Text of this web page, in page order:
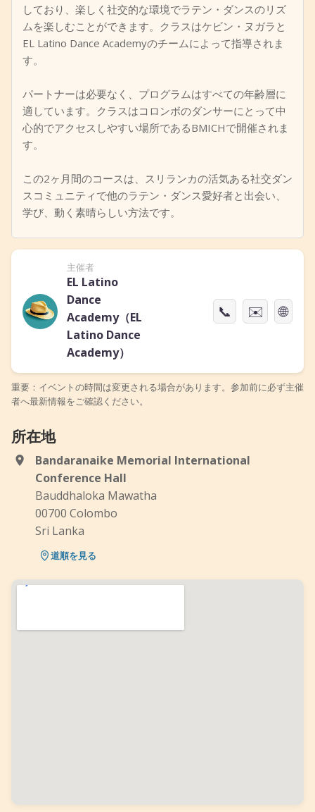
しており、楽しく社交的な環境でラテン・ダンスのリズ
ムを楽しむことができます。クラスはケビン・ヌガラと
EL Latino Dance Academyのチームによって指導されま
す。
パートナーは必要なく、プログラムはすべての年齢層に
適しています。クラスはコロンボのダンサーにとって中
心的でアクセスしやすい場所であるBMICHで開催されま
す。
この2ヶ月間のコースは、スリランカの活気ある社交ダン
スコミュニティで他のラテン・ダンス愛好者と出会い、
学び、動く素晴らしい方法です。
主催者
EL Latino
Dance
Academy（EL
Latino Dance
Academy）
📞 ✉️ 🌐
重要：イベントの時間は変更される場合があります。参加前に必ず主催
者へ最新情報をご確認ください。
所在地
Bandaranaike Memorial International
Conference Hall
Bauddhaloka Mawatha
00700 Colombo
Sri Lanka
道順を見る